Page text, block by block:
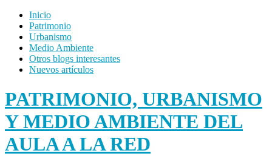
Inicio
Patrimonio
Urbanismo
Medio Ambiente
Otros blogs interesantes
Nuevos artículos
PATRIMONIO, URBANISMO
Y MEDIO AMBIENTE DEL
AULA A LA RED